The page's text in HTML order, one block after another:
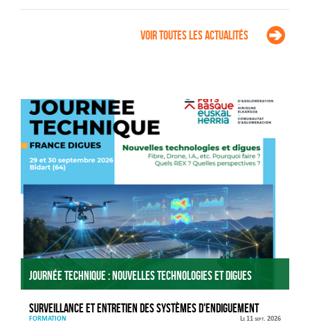
Voir toutes les actualités
Journée technique : Nouvelles technologies et digues
Surveillance et entretien des systèmes d'endiguement
FORMATION Le 11 sept. 2026